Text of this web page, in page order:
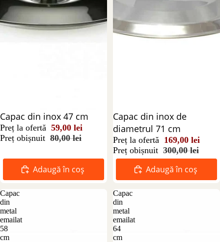
Reducere 26%
Capac din inox 47 cm
Preț la ofertă 59,00 lei
Preț obișnuit 80,00 lei
Adaugă în coș
Reducere 44%
Capac din inox de
diametrul 71 cm
Preț la ofertă 169,00 lei
Preț obișnuit 300,00 lei
Adaugă în coș
Capac
din
metal
emailat
58
cm
Capac
din
metal
emailat
64
cm